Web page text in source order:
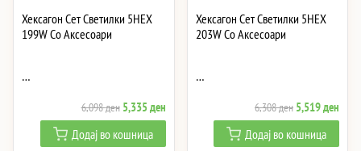
Хексагон Сет Светилки 5HEX
199W Со Аксесоари
…
6,098ден Original
price
was:
5,335денCurrent
price
is:
Додај во кошница
Хексагон Сет Светилки 5HEX
203W Со Аксесоари
…
6,308ден Original
price
was:
5,519ден
price
is:
Додај во кошница